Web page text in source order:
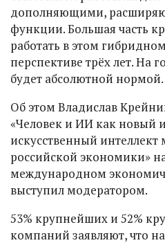
дополняющими,
функции. Большая часть
работать в этом
перспективе трёх лет. На
будет абсолютной нормой.
Об этом Владислав
«Человек и ИИ как новый
искусственный интеллект
российской экономики»
международном
выступил модератором.
53% крупнейших и 52%
компаний заявляют, что